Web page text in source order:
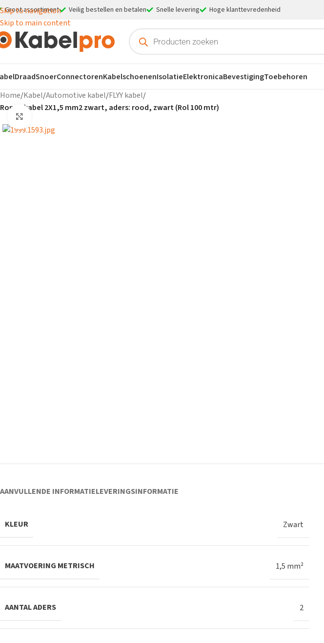
Skip to navigation
Skip to main content
Groot assortiment Veilig bestellen en betalen Snelle levering Hoge klanttevredenheid
DraadSnoerConnectorenKabelschoenenIsolatieElektronicaBevestigingToebehoren
Home/Kabel/Automotive kabel/FLYY kabel/
Ronde kabel 2X1,5 mm2 zwart, aders: rood, zwart (Rol 100 mtr)
AANVULLENDE INFORMATIELEVERINGSINFORMATIE
KLEUR Zwart
MAATVOERING METRISCH 1,5 mm²
AANTAL ADERS 2